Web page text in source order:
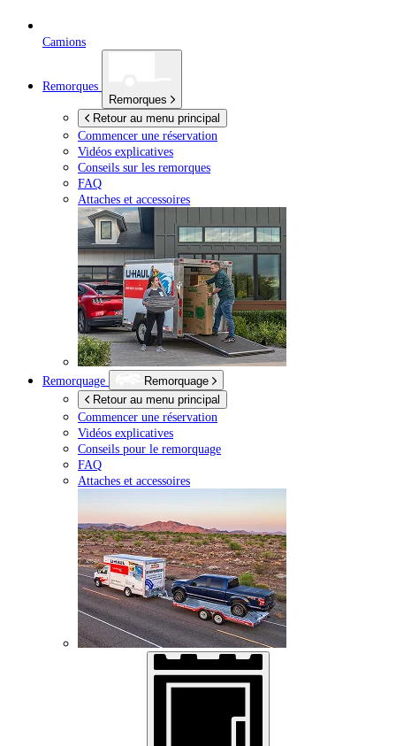
Camions
Remorques
Remorques
Retour au menu principal
Commencer une réservation
Vidéos explicatives
Conseils sur les remorques
FAQ
Attaches et accessoires
Remorquage
Remorquage
Retour au menu principal
Commencer une réservation
Vidéos explicatives
Conseils pour le remorquage
FAQ
Attaches et accessoires